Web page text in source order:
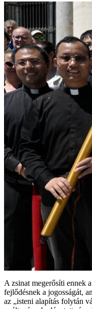
A zsinat megerősíti ennek
fejlődésnek a jogosságát,
az „isteni alapítás folytán